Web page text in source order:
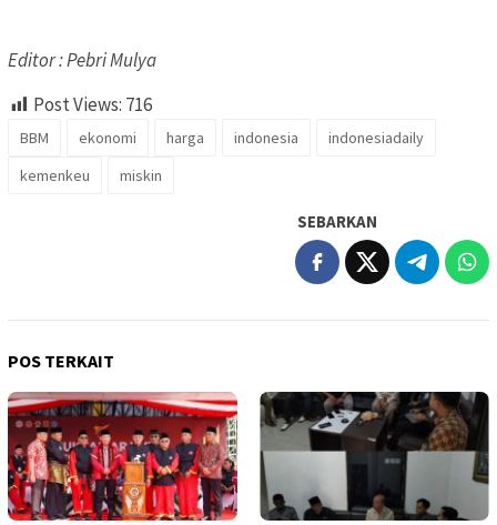
Editor : Pebri Mulya
Post Views: 716
BBM ekonomi harga indonesia
indonesiadaily
kemenkeu
miskin
SEBARKAN
POS TERKAIT